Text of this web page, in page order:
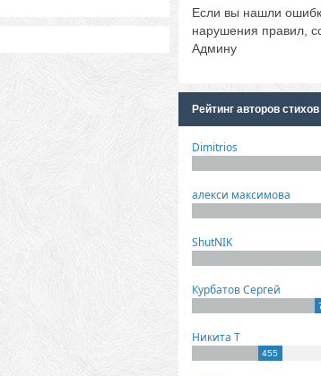
Если вы нашли
нарушения правил,
Админу
Рейтинг авторов стихов
Dimitrios
алекси максимова
ShutNIK
Курбатов Сергей
Никита Т
455